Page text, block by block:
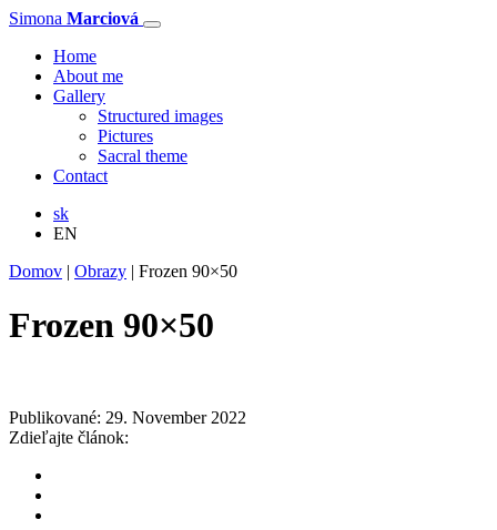
Simona Marciová
Home
About me
Gallery
Structured images
Pictures
Sacral theme
Contact
sk
EN
Domov | Obrazy | Frozen 90×50
Frozen 90×50
Publikované: 29. November 2022
Zdieľajte článok: